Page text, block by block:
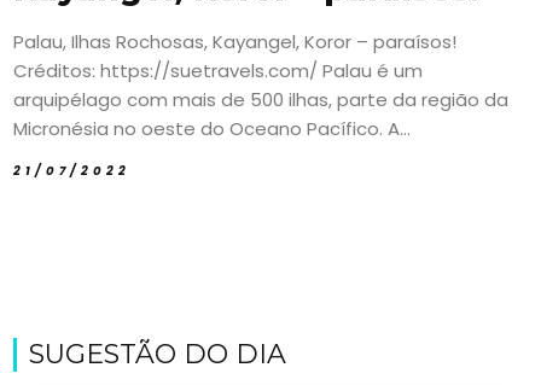
Palau, Ilhas Rochosas, Kayangel, Koror – paraísos!
Créditos: https://suetravels.com/ Palau é um
arquipélago com mais de 500 ilhas, parte da região da
Micronésia no oeste do Oceano Pacífico. A...
21/07/2022
SUGESTÃO DO DIA